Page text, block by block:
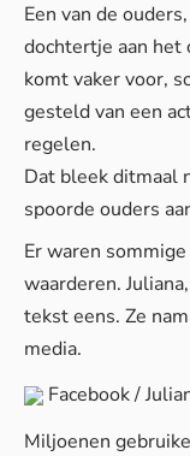
Een van de
dochtertje aan het
komt vaker voor,
gesteld van een
regelen.
Dat bleek ditmaal
spoorde ouders
Er waren
waarderen.
tekst eens. Ze
media.
Facebook /
Miljoenen